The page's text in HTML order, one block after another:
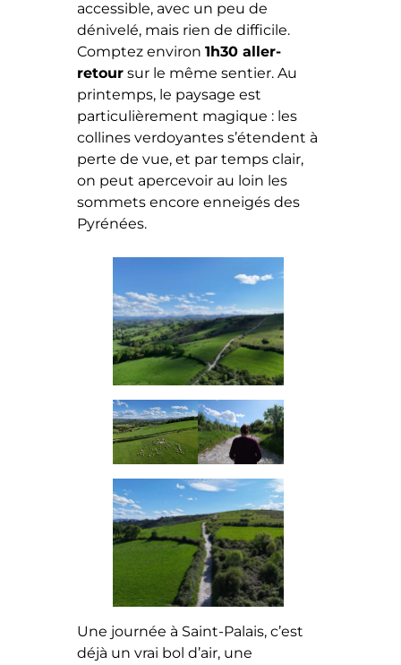
accessible, avec un peu de
dénivelé, mais rien de difficile.
Comptez environ1h30 aller-
retour sur le même sentier. Au
printemps, le paysage est
particulièrement magique : les
collines verdoyantes s’étendent à
perte de vue, et par temps clair,
on peut apercevoir au loin les
sommets encore enneigés des
Pyrénées.
Une journée à Saint-Palais, c’est
déjà un vrai bol d’air, une